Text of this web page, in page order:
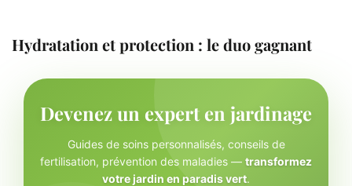
Hydratation et protection : le duo gagnant
Devenez un expert en jardinage
Guides de soins personnalisés, conseils de
fertilisation, prévention des maladies — transformez
votre jardin en paradis vert.